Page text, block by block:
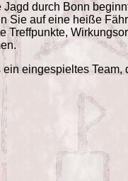
durch Bonn
Sie auf eine heiße
eingespieltes